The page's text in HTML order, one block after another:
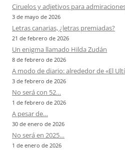
Ciruelos y adjetivos para
3 de mayo de 2026
Letras canarias, ¿letras premiadas?
21 de febrero de 2026
Un enigma llamado Hilda Zudán
8 de febrero de 2026
A modo de diario: alrededor de «El
3 de febrero de 2026
No será con 52…
1 de febrero de 2026
A pesar de…
30 de enero de 2026
No será en 2025…
1 de enero de 2026